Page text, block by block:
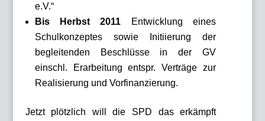
e.V.“
Bis Herbst 2011
Entwicklung eines
Schulkonzeptes sowie Initiierung der
begleitenden Beschlüsse in der GV
einschl. Erarbeitung entspr. Verträge zur
Realisierung und Vorfinanzierung.
Jetzt plötzlich will die SPD das erkämpft